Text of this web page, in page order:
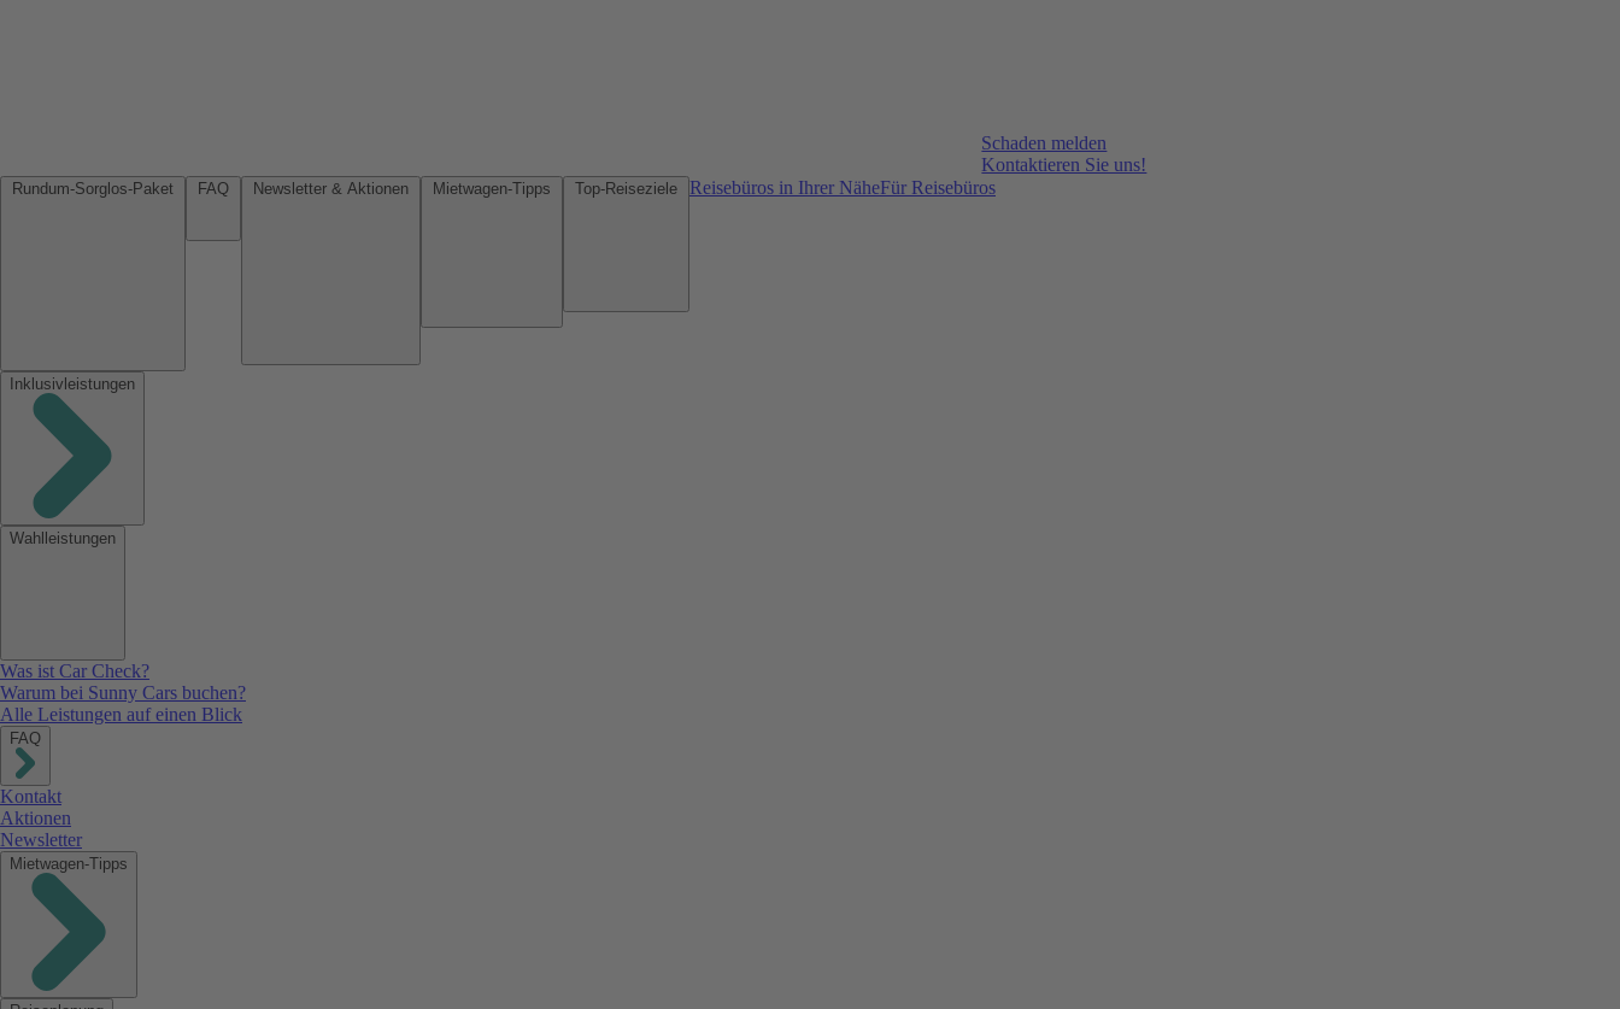
Schaden melden
Kontaktieren Sie uns!
Reisebüros in Ihrer NäheFür Reisebüros
Inklusivleistungen
Wahlleistungen
Was ist Car Check?
Warum bei Sunny Cars buchen?
Alle Leistungen auf einen Blick
FAQ
Kontakt
Aktionen
Newsletter
Mietwagen-Tipps